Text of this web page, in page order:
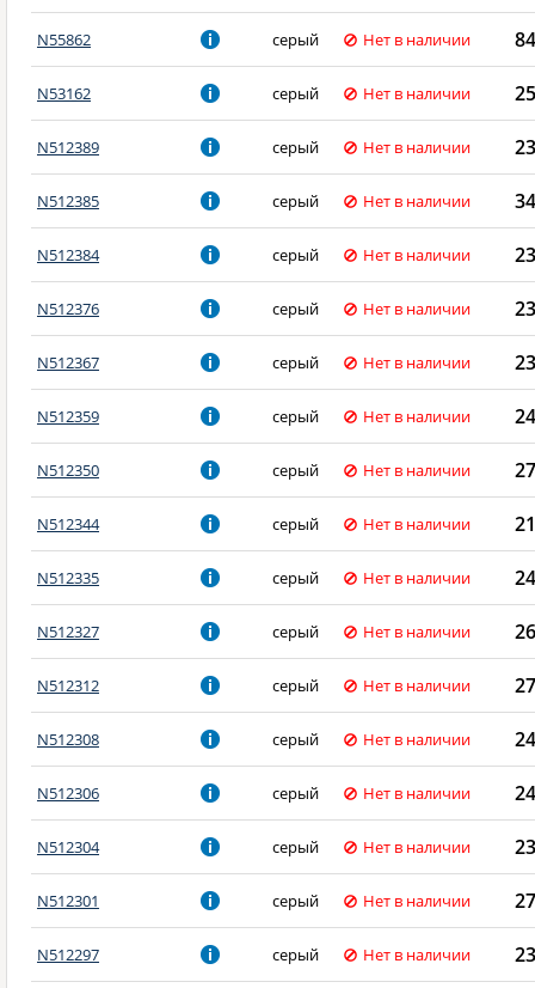
N55862 серый Нет в наличии
N53162 серый Нет в наличии
N512389 серый Нет в наличии
N512385 серый Нет в наличии
N512384 серый Нет в наличии
N512376 серый Нет в наличии
N512367 серый Нет в наличии
N512359 серый Нет в наличии
N512350 серый Нет в наличии
N512344 серый Нет в наличии
N512335 серый Нет в наличии
N512327 серый Нет в наличии
N512312 серый Нет в наличии
N512308 серый Нет в наличии
N512306 серый Нет в наличии
N512304 серый Нет в наличии
N512301 серый Нет в наличии
N512297 серый Нет в наличии